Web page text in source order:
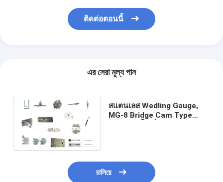
ติดต่อตอนนี้
এর সেরা মূল্য পান
สแตนเลส Wedling Gauge,
MG-8 Bridge Cam Type
চালিয়ে